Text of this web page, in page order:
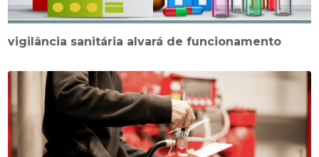
vigilância sanitária alvará de funcionamento